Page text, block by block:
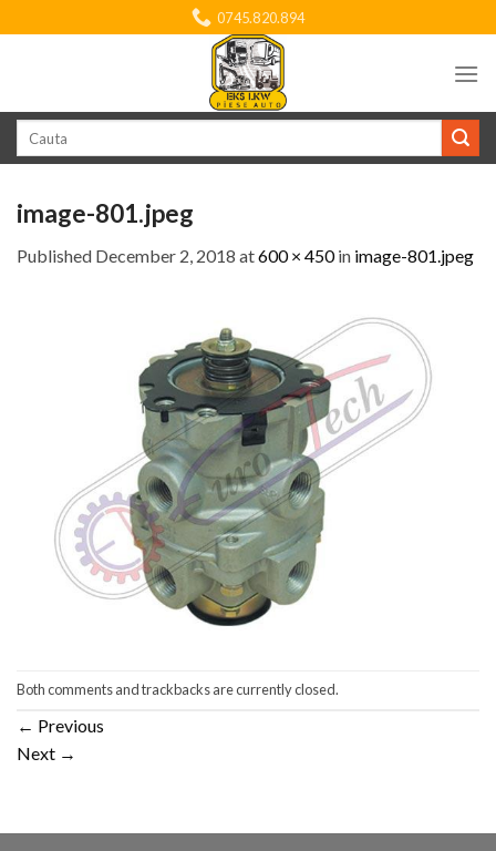
to
0745.820.894
image-801.jpeg
Published December 2, 2018 at600 × 450in image-801.jpeg
Both comments and trackbacks are currently closed.
← Previous
Next →